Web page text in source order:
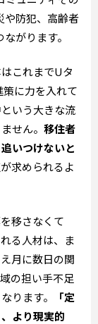
や防犯、高齢者
がります。
これまでUタ
に力を入れて
いう大きな流
せん。 移住者
いつけないと
求められるよ
移さなくて
る人材は、ま
月に数日の関
の担い手不足
ります。
「定
より現実的